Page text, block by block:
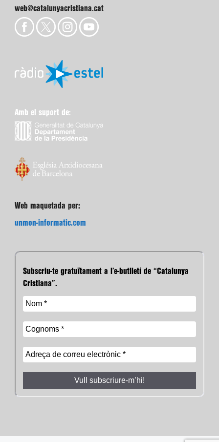
web@catalunyacristiana.cat
Amb el suport de:
Web maquetada per:
unmon-informatic.com
Subscriu-te gratuïtament a l’e-butlletí de “Catalunya
Cristiana”.